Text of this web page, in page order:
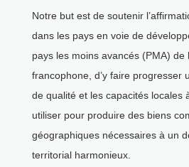
Notre but est de soutenir
dans les pays en voie de
pays les moins avancés (PMA) de
francophone, d’y faire progresser
de qualité et les capacités locales
utiliser pour produire des biens
géographiques nécessaires à un
territorial harmonieux.